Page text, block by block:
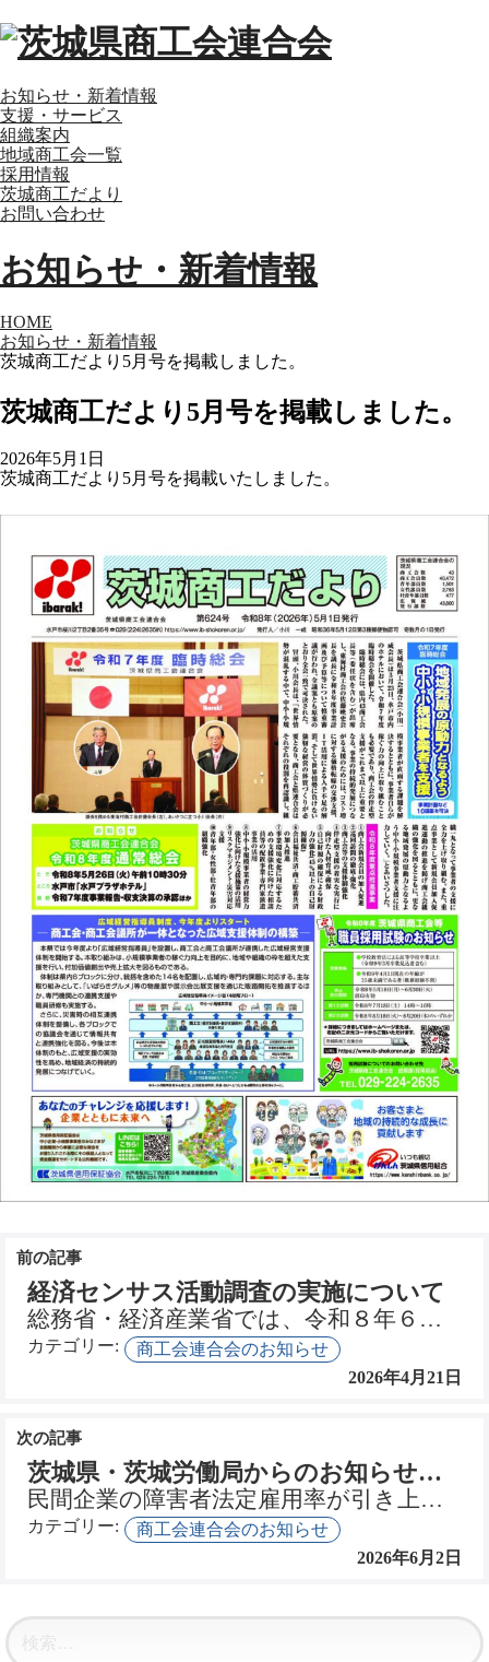
お知らせ・新着情報
支援・サービス
組織案内
地域商工会一覧
採用情報
茨城商工だより
お問い合わせ
お知らせ・新着情報
HOME
お知らせ・新着情報
茨城商工だより5月号を掲載しました。
茨城商工だより5月号を掲載しました。
2026年5月1日
茨城商工だより5月号を掲載いたしました。
稿
ョ
経済センサス活動調査の実施について
総務省・経済産業省では、令和８年６月１日現在で、全国のすべての事業所・企業や団体を対象とした「令和８…
カテゴリー:
商工会連合会のお知らせ
2026年4月21日
茨城県・茨城労働局からのお知らせです
民間企業の障害者法定雇用率が引き上げられます！ 障害に関係なく、希望や能力に応じて、誰もが職業を通じ…
カテゴリー:
商工会連合会のお知らせ
2026年6月2日